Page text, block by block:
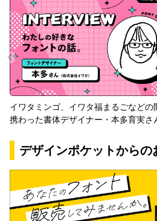
イワタミンゴ、イワタ福まるごなどの
携わった書体デザイナー・本多育実さ
デザインポケットからの